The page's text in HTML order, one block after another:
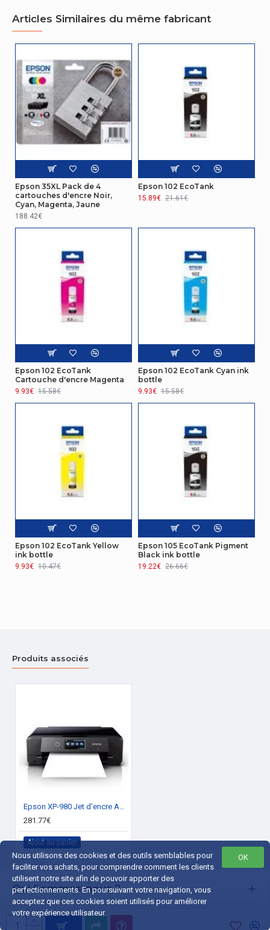
Articles Similaires du même fabricant
Epson 35XL Pack de 4
cartouches d'encre Noir,
Cyan, Magenta, Jaune
188.42€
Epson 102 EcoTank
15.89€ 21.61€
Epson 102 EcoTank
Cartouche d'encre Magenta
9.93€ 15.58€
Epson 102 EcoTank Cyan ink
bottle
9.93€ 15.58€
Epson 102 EcoTank Yellow
ink bottle
9.93€ 10.47€
Epson 105 EcoTank Pigment
Black ink bottle
19.22€ 26.66€
Produits associés
Epson XP-980 Jet d'encre A3 5760 x 1440 DPI 28 ppm Wifi
281.77€
Ajout au panier
Qui Sommes-nous ?
Liens Utiles
OK
Nous utilisons des cookies et des outils semblables pour
faciliter vos achats, pour comprendre comment les clients
utilisent notre site afin de pouvoir apporter des
perfectionnements. En poursuivant votre navigation, vous
acceptez que ces cookies soient utilisés pour améliorer
votre expérience utilisateur.